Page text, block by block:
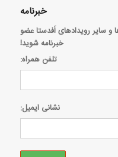
خبرنامه
و سایر رویدادهای اَفدستا عضو
خبرنامه شوید!
تلفن همراه:
نشانی ایمیل: